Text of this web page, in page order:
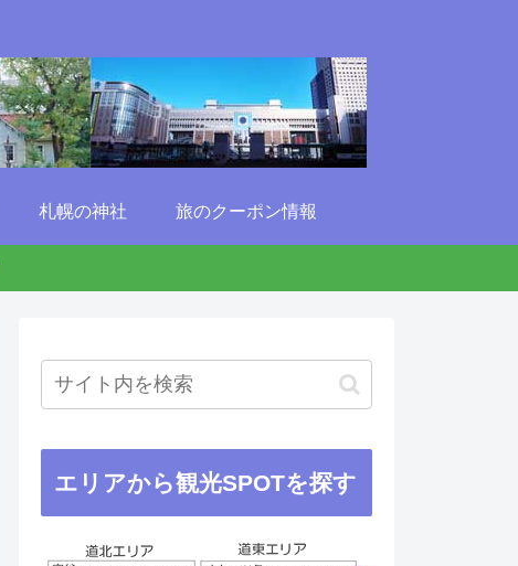
札幌の神社 旅のクーポン情報
エリアから観光SPOTを探す